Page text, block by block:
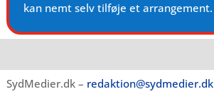
kan nemt selv tilføje et arrangement.
SydMedier.dk – redaktion@sydmedier.dk